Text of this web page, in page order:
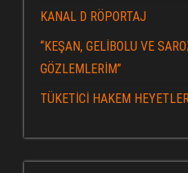
KANAL D RÖPORTAJ
“KEŞAN, GELİBOLU VE
GÖZLEMLERİM”
TÜKETİCİ HAKEM